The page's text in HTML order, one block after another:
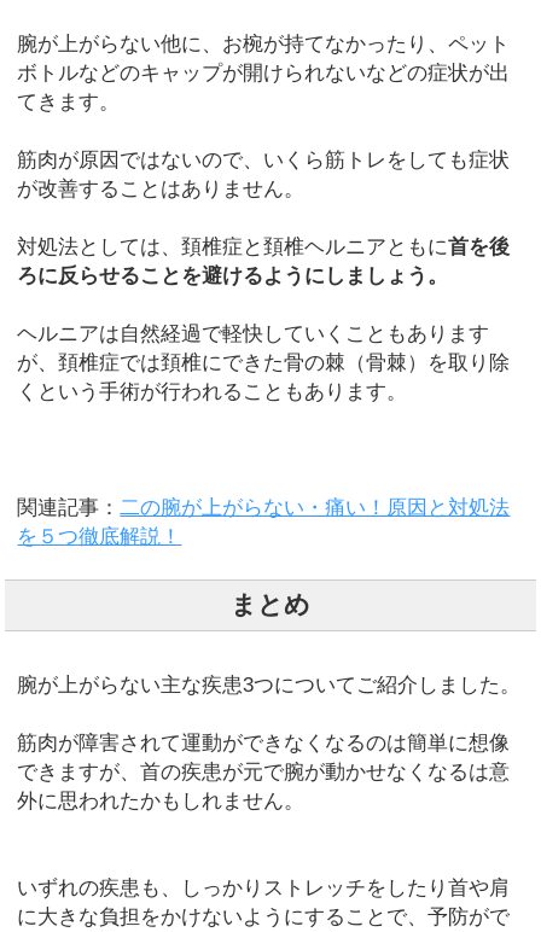
腕が上がらない他に、お椀が持てなかったり、ペット
ボトルなどのキャップが開けられないなどの症状が出
てきます。
筋肉が原因ではないので、いくら筋トレをしても症状
が改善することはありません。
対処法としては、頚椎症と頚椎ヘルニアともに首を後
ろに反らせることを避けるようにしましょう。
ヘルニアは自然経過で軽快していくこともあります
が、頚椎症では頚椎にできた骨の棘（骨棘）を取り除
くという手術が行われることもあります。
関連記事： 二の腕が上がらない・痛い！原因と対処法
を５つ徹底解説！
まとめ
腕が上がらない主な疾患3つについてご紹介しました。
筋肉が障害されて運動ができなくなるのは簡単に想像
できますが、首の疾患が元で腕が動かせなくなるは意
外に思われたかもしれません。
いずれの疾患も、しっかりストレッチをしたり首や肩
に大きな負担をかけないようにすることで、予防がで